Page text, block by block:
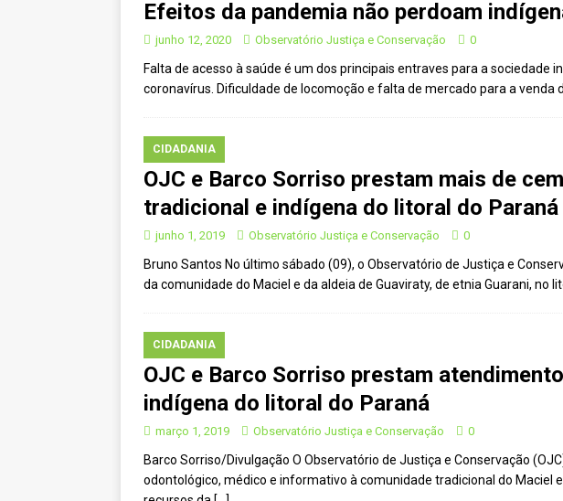
[ novembro 29, 2024 ] Nota de Atenção CIDADANIA
[ novembro 11, 2024 ] Nota de Repúdio OPINIÃO
[ agosto 9, 2024 ] O assustador derretimento das geleiras
Governo do Paraná se nega a combater
Ameaças do pinus e eucalipto às Florestas
Papagaio-verdadeiro: comércio ilegal faz
CIDADANIA
Efeitos da pandemia não perdoam
junho 12, 2020 Observatório Justiça e Conservação 0
Falta de acesso à saúde é um dos principais entraves para a
coronavírus. Dificuldade de locomoção e falta de mercado para a venda
CIDADANIA
OJC e Barco Sorriso prestam mais de
tradicional e indígena do litoral do Paraná
junho 1, 2019 Observatório Justiça e Conservação 0
Bruno Santos No último sábado (09), o Observatório de Justiça e
da comunidade do Maciel e da aldeia de Guaviraty, de etnia Guarani,
CIDADANIA
OJC e Barco Sorriso prestam
indígena do litoral do Paraná
março 1, 2019 Observatório Justiça e Conservação 0
Barco Sorriso/Divulgação O Observatório de Justiça e Conservação
odontológico, médico e informativo à comunidade tradicional do Maciel